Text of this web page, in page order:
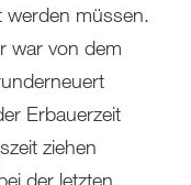
werden müssen.
war von dem
Erbauerzeit
ziehen
der letzten,